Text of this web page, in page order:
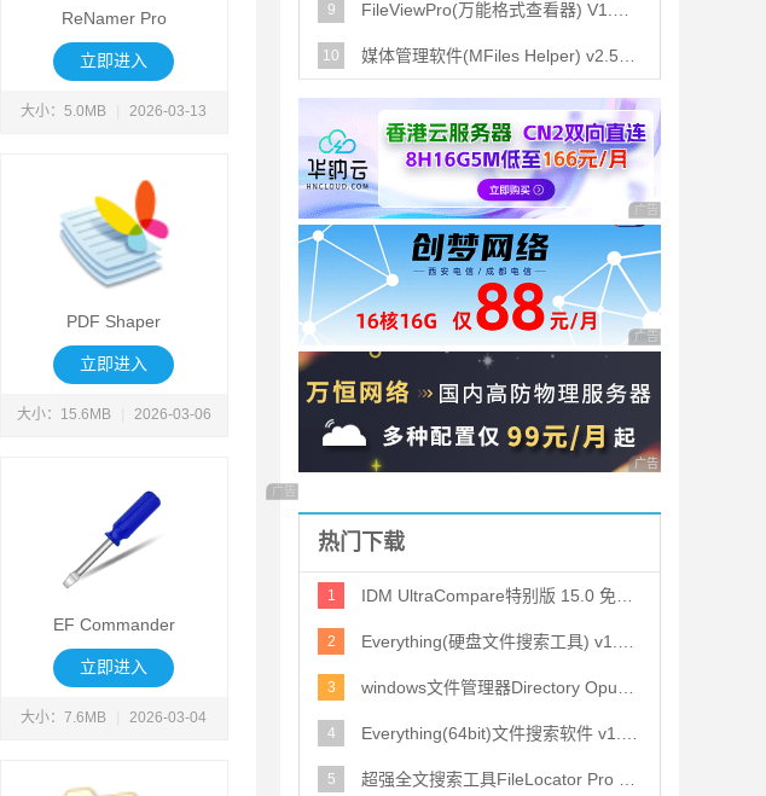
ReNamer Pro
立即进入
大小：5.0MB 2026-03-13
PDF Shaper
立即进入
大小：15.6MB 2026-03-06
EF Commander
立即进入
大小：7.6MB 2026-03-04
9
10
广告 商业广告，理性
广告 商业广告，理性
广告 商业广告，理性
广告 商业广告，理性选择
热门下载
1
2
3
4
5